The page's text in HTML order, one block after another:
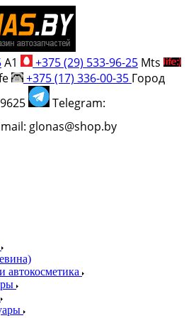
A1 +375 (29) 533-96-25 Mts
+375 (17) 336-00-35 Город
Telegram:
glonas@shop.by
автокосметика